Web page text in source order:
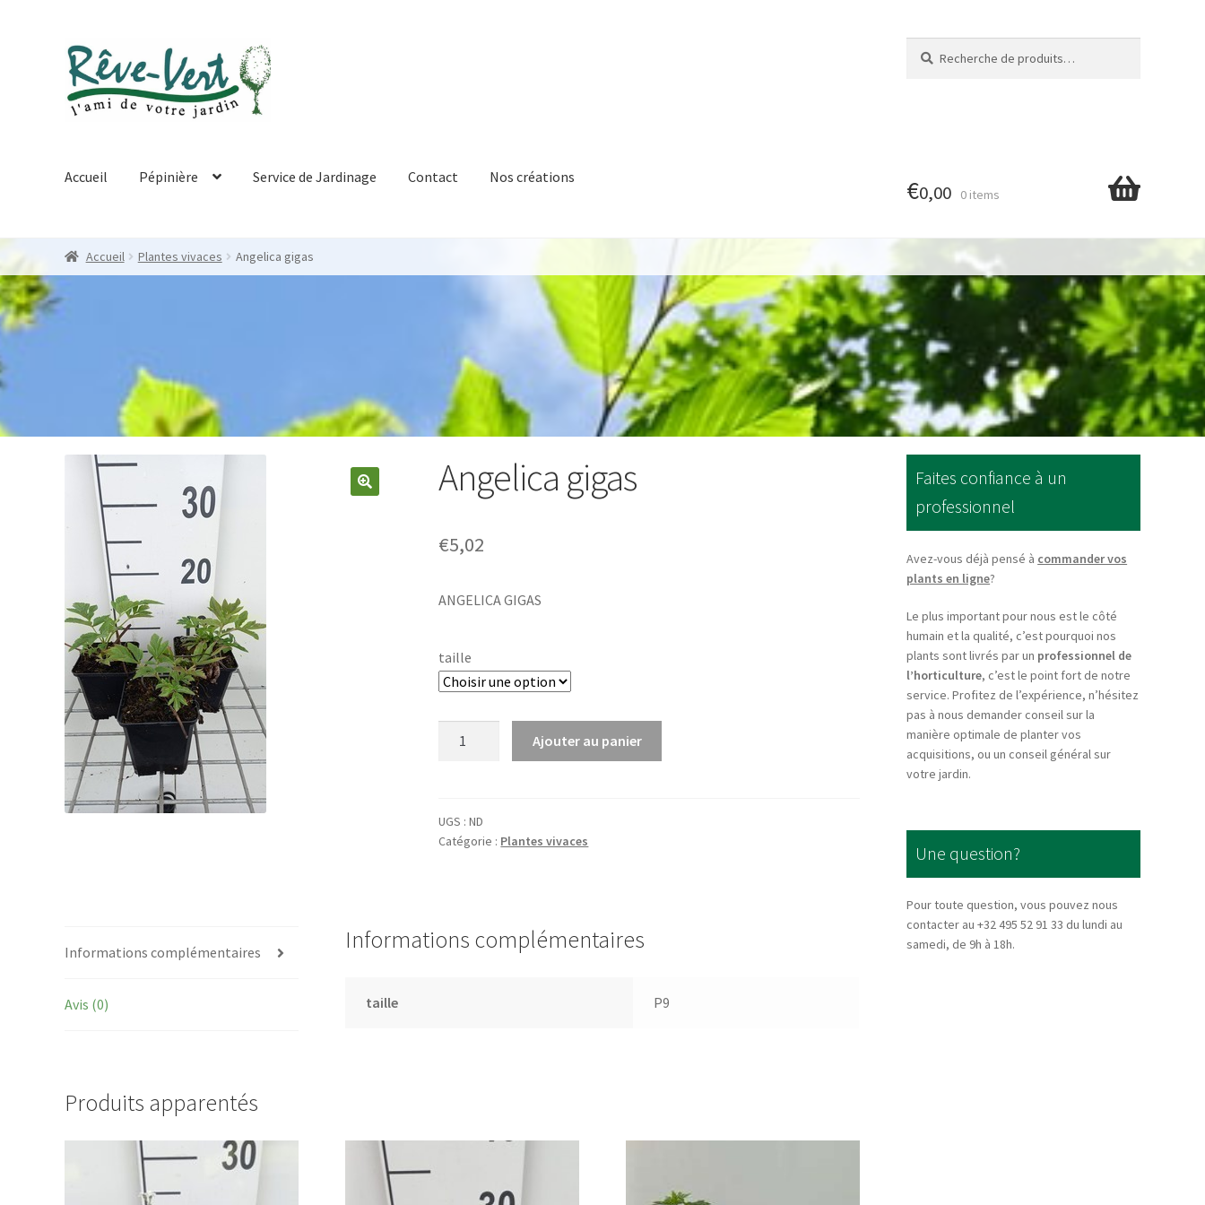
Skip
to
navigation
Skip
to
content
pour :
Accueil Pépinière Service de Jardinage Contact Nos créations €0,00 0 items
Accueil Plantes vivaces Angelica gigas
Angelica gigas
€5,02
ANGELICA GIGAS
taille
Ajouter au panier
UGS :ND
Catégorie : Plantes vivaces
Informations complémentaires
Avis (0)
Informations complémentaires
taille P9
Produits apparentés
Faites confiance à un
professionnel
Avez-vous déjà pensé à commander vos
plants en ligne?
Le plus important pour nous est le côté
humain et la qualité, c’est pourquoi nos
plants sont livrés par un professionnel de
l’horticulture, c’est le point fort de notre
service. Profitez de l’expérience, n’hésitez
pas à nous demander conseil sur la
manière optimale de planter vos
acquisitions, ou un conseil général sur
votre jardin.
Une question?
Pour toute question, vous pouvez nous
contacter au +32 495 52 91 33 du lundi au
samedi, de 9h à 18h.